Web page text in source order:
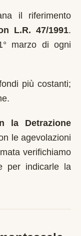
il riferimento
L.R. 47/1991.
marzo di ogni
più costanti;
la Detrazione
le agevolazioni
verifichiamo
per indicarle la